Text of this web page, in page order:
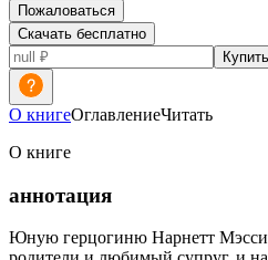
Пожаловаться
Скачать бесплатно
О книгеОглавлениеЧитать
О книге
аннотация
Юную герцогиню Нарнетт